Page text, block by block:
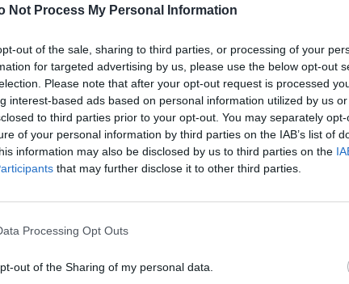
Not Process My Personal Information
out of the sale, sharing to third parties, or processing of your
for targeted advertising by us, please use the below opt-out
Please note that after your opt-out request is processed
interest-based ads based on personal information utilized by us
to third parties prior to your opt-out. You may separately
of your personal information by third parties on the IAB’s list of
information may also be disclosed by us to third parties on the
that may further disclose it to other third parties.
Processing Opt Outs
out of the Sharing of my personal data.
“Calunnie e insulti”.
Volano gli stracci in Rai:
sfogo e lite sui social
la loro anima: quanto è corrotto il loro